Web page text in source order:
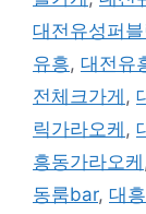
대전유성퍼
유흥, 대전유
전체크가게 ,
릭가라오케 ,
흥동가라오케
동룸bar, 대